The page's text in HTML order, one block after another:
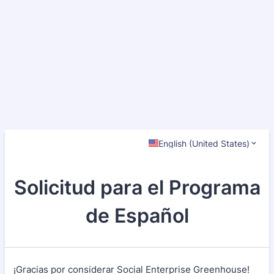
English (United States)
Solicitud para el Programa
de Español
¡Gracias por considerar Social Enterprise Greenhouse!